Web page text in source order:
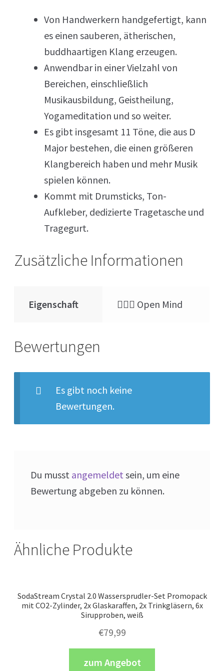
Von Handwerkern handgefertigt, kann
es einen sauberen, ätherischen,
buddhaartigen Klang erzeugen.
Anwendbar in einer Vielzahl von
Bereichen, einschließlich
Musikausbildung, Geistheilung,
Yogameditation und so weiter.
Es gibt insgesamt 11 Töne, die aus D
Major bestehen, die einen größeren
Klangbereich haben und mehr Musik
spielen können.
Kommt mit Drumsticks, Ton-
Aufkleber, dedizierte Tragetasche und
Tragegurt.
Zusätzliche Informationen
Eigenschaft 🧝🏻‍♂️ Open Mind
Bewertungen
Es gibt noch keine
Bewertungen.
Du musst angemeldetsein, um eine
Bewertung abgeben zu können.
Ähnliche Produkte
SodaStream Crystal 2.0 Wassersprudler-Set Promopack
mit CO2-Zylinder, 2x Glaskaraffen, 2x Trinkgläsern, 6x
Sirupproben, weiß
€79,99
zum Angebot